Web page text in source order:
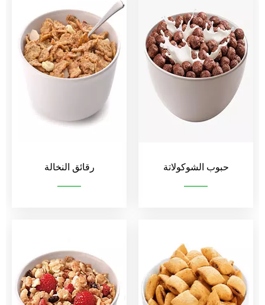
رقائق النخالة حبوب الشوكولاتة
الحبوب المتعددة الحبوب الحبوب المملوءة باللب